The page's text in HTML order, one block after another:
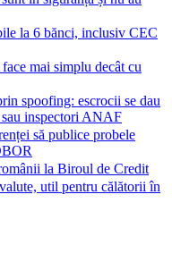
la 6 bănci, inclusiv CEC
mai simplu decât cu
spoofing: escrocii se dau
inspectori ANAF
să publice probele
la Biroul de Credit
util pentru călătorii în